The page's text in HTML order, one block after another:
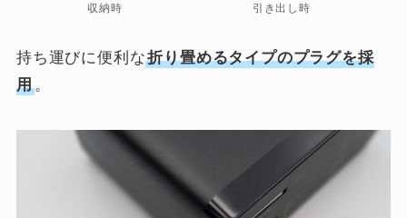
収納時 引き出し時
持ち運びに便利な折り畳めるタイプのプラグを採
用。